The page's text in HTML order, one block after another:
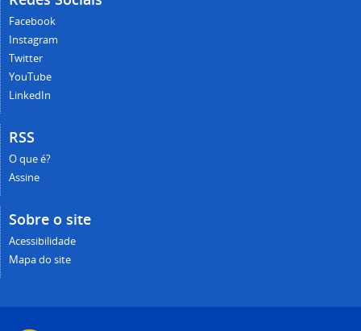
Facebook
Instagram
Twitter
YouTube
LinkedIn
RSS
O que é?
Assine
Sobre o site
Acessibilidade
Mapa do site